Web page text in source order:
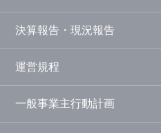
決算報告・現況報告
運営規程
一般事業主行動計画